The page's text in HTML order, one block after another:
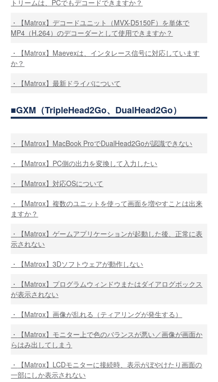
トリームは、PCでもデコードできますか？
【Matrox】デコードユニット（MVX-D5150F）を単体で
MP4（H.264）のデコーダーとして使用できますか？
【Matrox】Maevexは、インタレース信号に対応しています
か？
【Matrox】最新ドライバについて
GXM（TripleHead2Go、DualHead2Go）
【Matrox】MacBook ProでDualHead2Goが認識できない
【Matrox】PC側の出力を変換して入力したい
【Matrox】対応OSについて
【Matrox】複数のユニットを使って画面を増やすことは出来
ますか？
【Matrox】ゲームアプリケーションが起動した後、正常に表
示されない
【Matrox】3Dソフトウェアが動作しない
【Matrox】プログラムウィンドウまたはダイアログボックス
が表示されない
【Matrox】画像が乱れる（ティアリングが発生する）
【Matrox】モニター上で色のバランスが悪い／画像が画面か
らはみ出してしまう
【Matrox】LCDモニターに接続時、表示がぼやけたり画面の
一部にしか表示されない